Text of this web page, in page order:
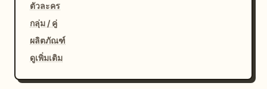
ตัวละคร
กลุ่ม / คู่
ผลิตภัณฑ์
ดูเพิ่มเติม